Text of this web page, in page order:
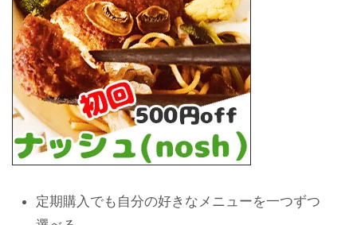
定期購入でも自分の好きなメニューを一つずつ